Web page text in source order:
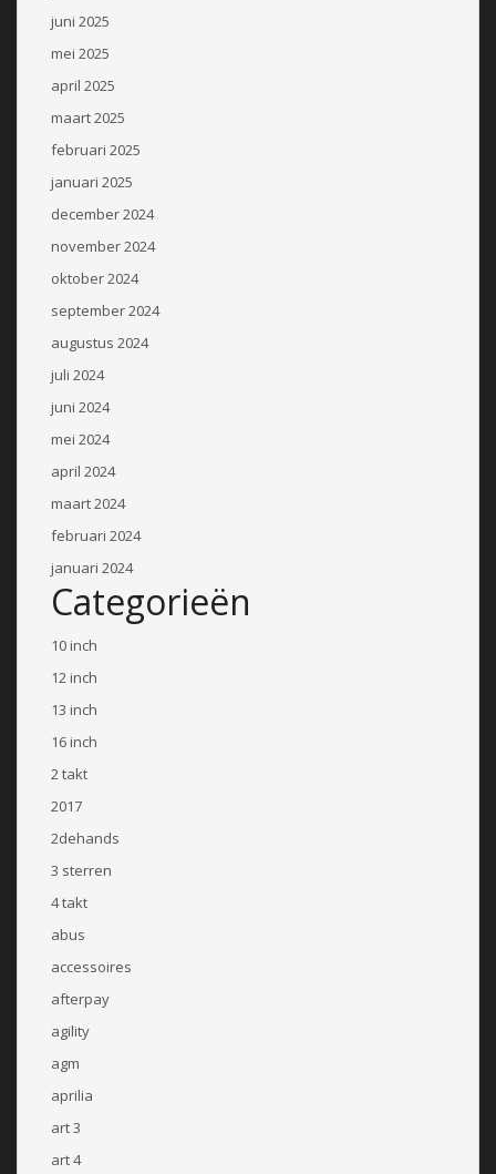
juni 2025
mei 2025
april 2025
maart 2025
februari 2025
januari 2025
december 2024
november 2024
oktober 2024
september 2024
augustus 2024
juli 2024
juni 2024
mei 2024
april 2024
maart 2024
februari 2024
januari 2024
Categorieën
10 inch
12 inch
13 inch
16 inch
2 takt
2017
2dehands
3 sterren
4 takt
abus
accessoires
afterpay
agility
agm
aprilia
art 3
art 4